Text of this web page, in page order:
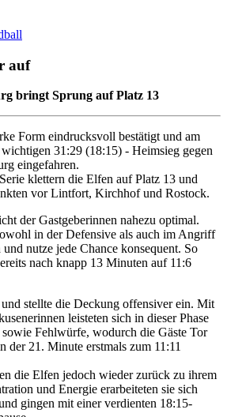
auf
bringt Sprung auf Platz 13
Form eindrucksvoll bestätigt und am
31:29 (18:15) - Heimsieg gegen
eingefahren.
klettern die Elfen auf Platz 13 und
vor Lintfort, Kirchhof und Rostock.
der Gastgeberinnen nahezu optimal.
in der Defensive als auch im Angriff
nutze jede Chance konsequent. So
nach knapp 13 Minuten auf 11:6
stellte die Deckung offensiver ein. Mit
leisteten sich in dieser Phase
Fehlwürfe, wodurch die Gäste Tor
der 21. Minute erstmals zum 11:11
die Elfen jedoch wieder zurück zu ihrem
und Energie erarbeiteten sie sich
gingen mit einer verdienten 18:15-